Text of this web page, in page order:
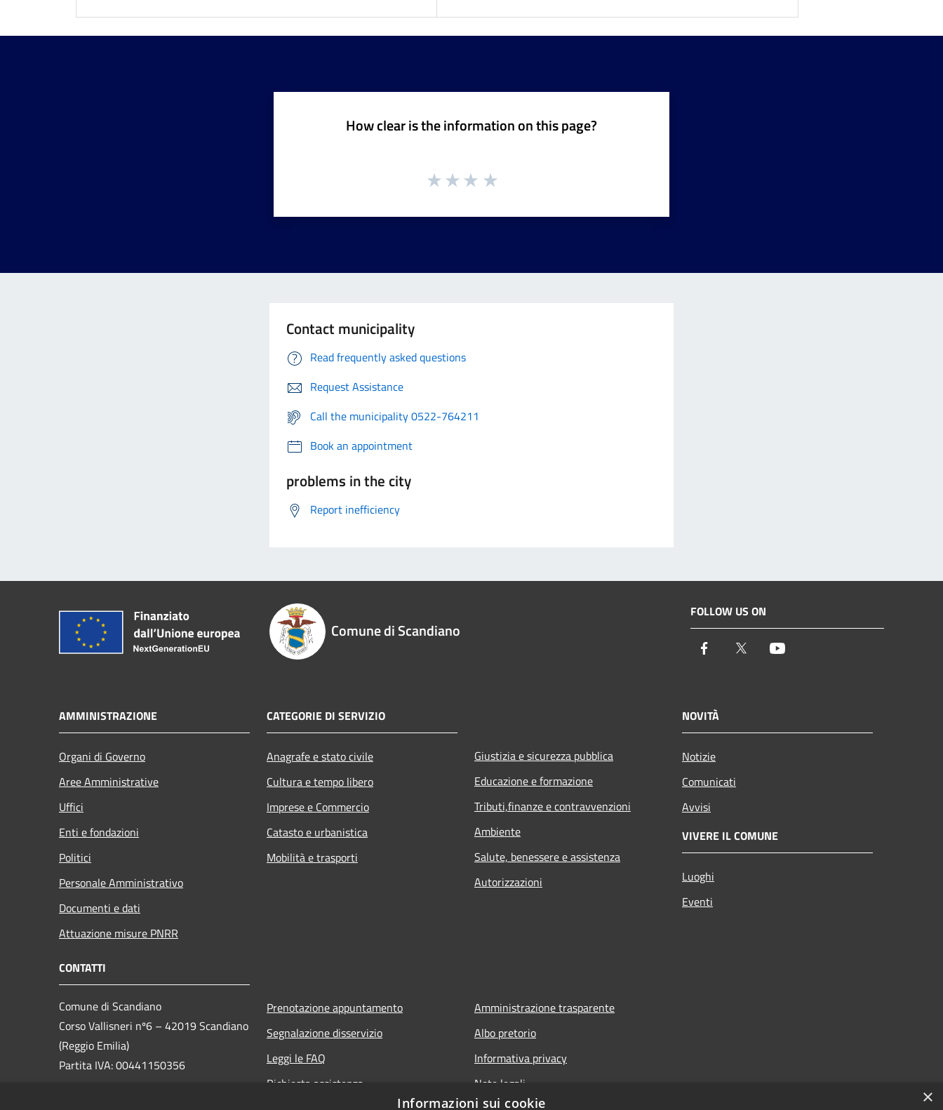
How clear is the information on this page?
Contact municipality
Read frequently asked questions
Request Assistance
Call the municipality 0522-764211
Book an appointment
problems in the city
Report inefficiency
Comune di Scandiano
FOLLOW US ON
Facebook Twitter
AMMINISTRAZIONE
Organi di Governo
Aree Amministrative
Uffici
Enti e fondazioni
Politici
Personale Amministrativo
Documenti e dati
Attuazione misure PNRR
CATEGORIE DI SERVIZIO
Anagrafe e stato civile
Cultura e tempo libero
Imprese e Commercio
Catasto e urbanistica
Mobilità e trasporti
Giustizia e sicurezza pubblica
Educazione e formazione
Tributi,finanze e contravvenzioni
Ambiente
Salute, benessere e assistenza
Autorizzazioni
NOVITÀ
Notizie
Comunicati
Avvisi
VIVERE IL COMUNE
Luoghi
Eventi
CONTATTI
Comune di Scandiano
Corso Vallisneri nº6 – 42019 Scandiano
(Reggio Emilia)
Partita IVA: 00441150356
Prenotazione appuntamento
Segnalazione disservizio
Leggi le FAQ
Richiesta assistenza
Amministrazione trasparente
Albo pretorio
Informativa privacy
Note legali
×
Informazioni sui cookie